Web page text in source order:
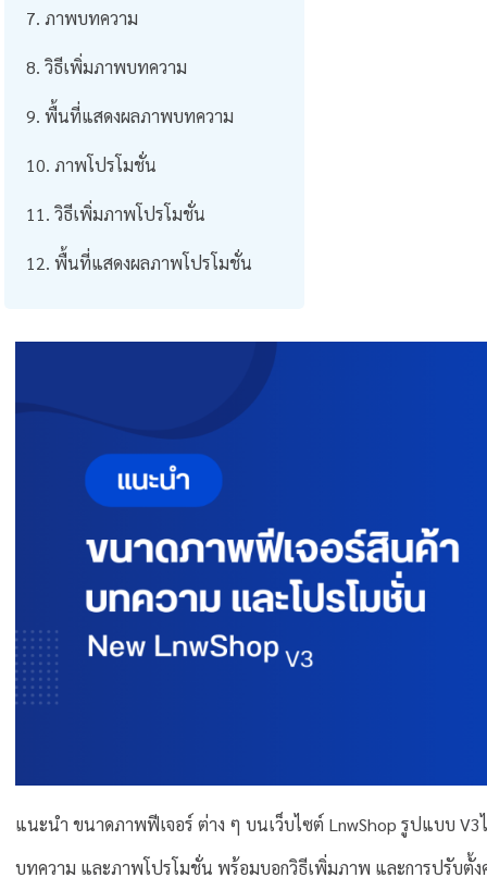
ภาพบทความ
วิธีเพิ่มภาพบทความ
พื้นที่แสดงผลภาพบทความ
ภาพโปรโมชั่น
วิธีเพิ่มภาพโปรโมชั่น
พื้นที่แสดงผลภาพโปรโมชั่น
แนะนำ ขนาดภาพฟีเจอร์ ต่าง ๆ บนเว็บไซต์ LnwShop รูปแบบ
บทความ และภาพโปรโมชั่น พร้อมบอกวิธีเพิ่มภาพ และการปรับตั้